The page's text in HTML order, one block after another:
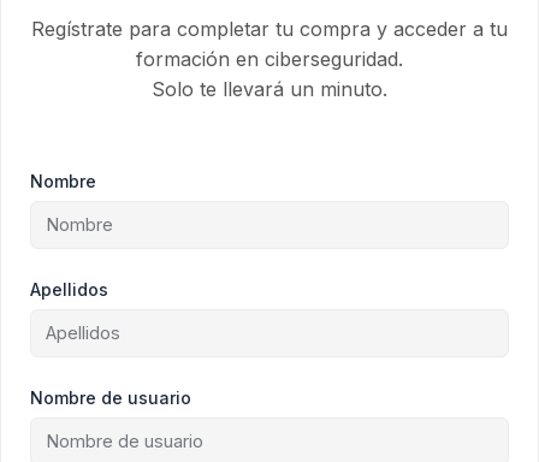
Regístrate para completar tu compra y acceder a tu
formación en ciberseguridad.
Solo te llevará un minuto.
Nombre
Apellidos
Nombre de usuario